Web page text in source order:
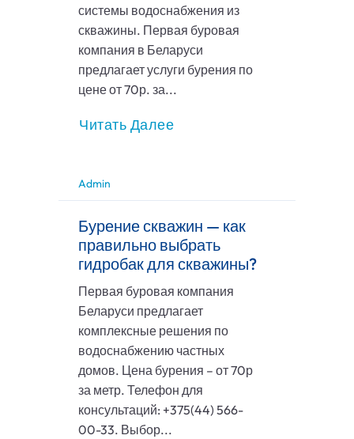
системы водоснабжения из
скважины. Первая буровая
компания в Беларуси
предлагает услуги бурения по
цене от 70р. за...
Читать Далее
Admin
Бурение скважин — как
правильно выбрать
гидробак для скважины?
Первая буровая компания
Беларуси предлагает
комплексные решения по
водоснабжению частных
домов. Цена бурения – от 70р
за метр. Телефон для
консультаций: +375(44) 566-
00-33. Выбор...